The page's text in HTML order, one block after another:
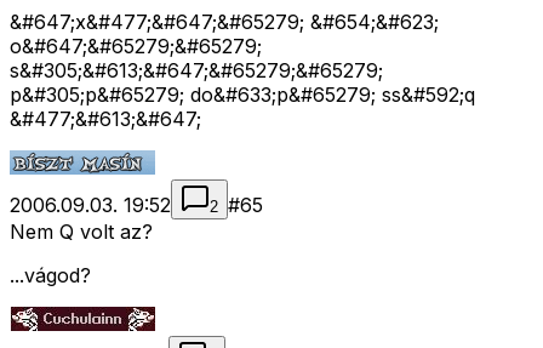
&#647;x&#477;&#647;&#65279; &#654;&#623;
o&#647;&#65279;&#65279;
s&#305;&#613;&#647;&#65279;&#65279;
p&#305;p&#65279; do&#633;p&#65279; ss&#592;q
&#477;&#613;&#647;
2006.09.03. 19:52 2 #65
Nem Q volt az?
...vágod?